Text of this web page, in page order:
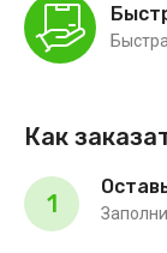
Как
1